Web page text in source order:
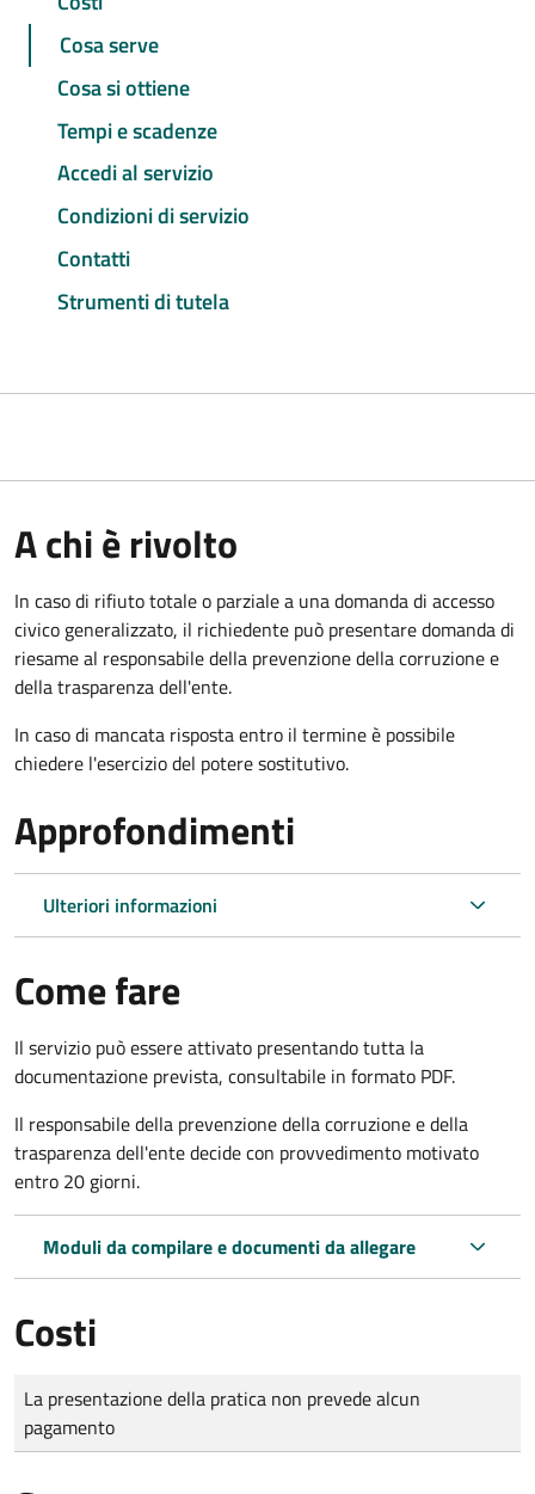
Cosa serve
Cosa si ottiene
Tempi e scadenze
Accedi al servizio
Condizioni di servizio
Contatti
Strumenti di tutela
A chi è rivolto
In caso di rifiuto totale o parziale a una domanda di accesso
civico generalizzato, il richiedente può presentare domanda di
riesame al responsabile della prevenzione della corruzione e
della trasparenza dell'ente.
In caso di mancata risposta entro il termine è possibile
chiedere l'esercizio del potere sostitutivo.
Approfondimenti
Ulteriori informazioni
Come fare
Il servizio può essere attivato presentando tutta la
documentazione prevista, consultabile in formato PDF.
Il responsabile della prevenzione della corruzione e della
trasparenza dell'ente decide con provvedimento motivato
entro 20 giorni.
Moduli da compilare e documenti da allegare
Costi
Tipo di pagamento
Importo
La presentazione della pratica non prevede alcun
pagamento